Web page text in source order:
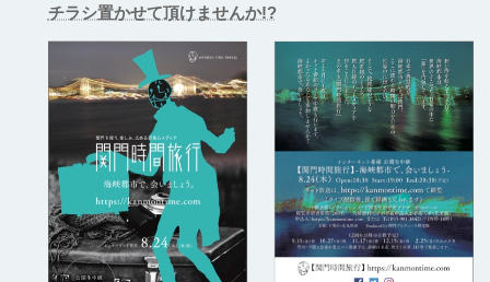
チラシ置かせて頂けませんか!?